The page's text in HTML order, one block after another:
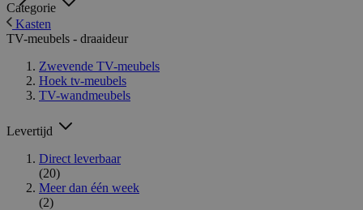
Categorie
Kasten
TV-meubels - draaideur
Zwevende TV-meubels
Hoek tv-meubels
TV-wandmeubels
Levertijd
Direct leverbaar
(20)
Meer dan één week
(2)